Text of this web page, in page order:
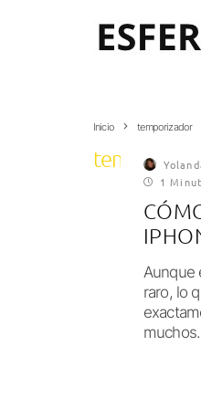
Inicio temporizador
1
Aunque
raro, lo